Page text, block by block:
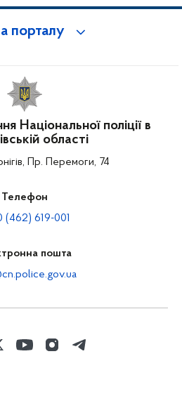
порталу
Національної поліції в
області
Пр. Перемоги, 74
Телефон
(462) 619-001
пошта